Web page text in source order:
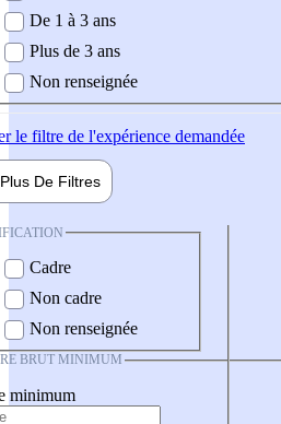
De 1 à 3 ans
Plus de 3 ans
Non renseignée
le filtre de l'expérience demandée
Plus De Filtres
Cadre
Non cadre
Non renseignée
BRUT MINIMUM
minimum